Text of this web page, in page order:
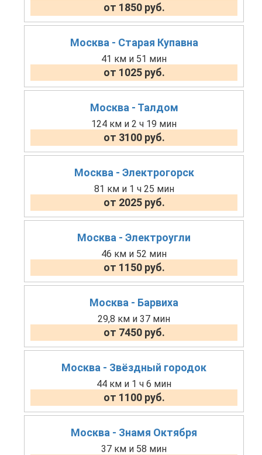
от 1850 руб.
Москва - Старая Купавна
41 км и 51 мин
от 1025 руб.
Москва - Талдом
124 км и 2 ч 19 мин
от 3100 руб.
Москва - Электрогорск
81 км и 1 ч 25 мин
от 2025 руб.
Москва - Электроугли
46 км и 52 мин
от 1150 руб.
Москва - Барвиха
29,8 км и 37 мин
от 7450 руб.
Москва - Звёздный городок
44 км и 1 ч 6 мин
от 1100 руб.
Москва - Знамя Октября
37 км и 58 мин